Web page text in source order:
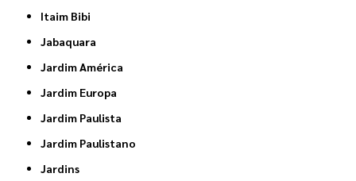
Itaim Bibi
Jabaquara
Jardim América
Jardim Europa
Jardim Paulista
Jardim Paulistano
Jardins